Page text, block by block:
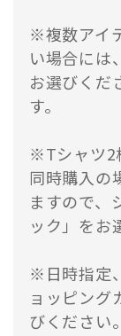
※複数アイ
い場合には
お選びくだ
す。
※Tシャツ2
同時購入の
ますので、
ック」をお
※日時指定
ョッピング
びください。